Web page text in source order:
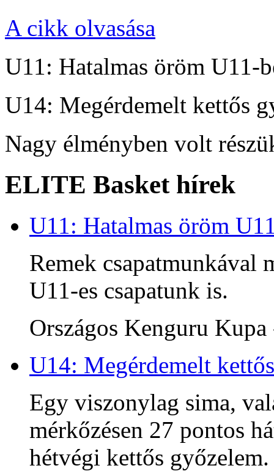
A cikk olvasása
U11: Hatalmas öröm U11-
U14: Megérdemelt kettős
Nagy élményben volt
ELITE Basket hírek
U11: Hatalmas öröm
Remek csapatmunkával
U11-es csapatunk is.
Országos Kenguru
U14: Megérdemelt
Egy viszonylag sima,
mérkőzésen 27 pontos
hétvégi kettős győzelem.